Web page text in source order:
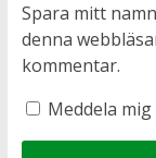
Spara mitt
denna
kommentar.
Meddela